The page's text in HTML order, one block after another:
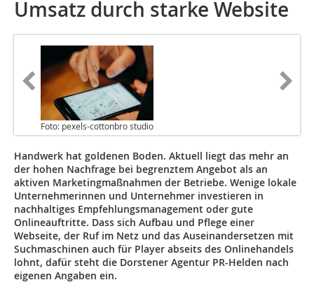
Umsatz durch starke Website
Foto: pexels-cottonbro studio
Handwerk hat goldenen Boden. Aktuell liegt das mehr an
der hohen Nachfrage bei begrenztem Angebot als an
aktiven Marketingmaßnahmen der Betriebe. Wenige lokale
Unternehmerinnen und Unternehmer investieren in
nachhaltiges Empfehlungsmanagement oder gute
Onlineauftritte. Dass sich Aufbau und Pflege einer
Webseite, der Ruf im Netz und das Auseinandersetzen mit
Suchmaschinen auch für Player abseits des Onlinehandels
lohnt, dafür steht die Dorstener Agentur PR-Helden nach
eigenen Angaben ein.